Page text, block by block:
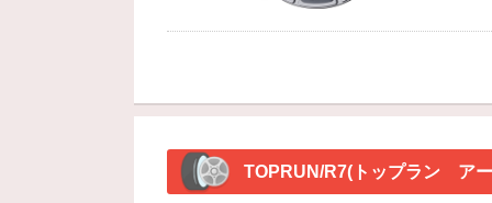
TOPRUN/R7(トップラン ア